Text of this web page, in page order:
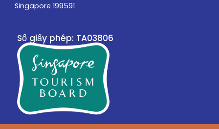
Singapore 199591
Số giấy phép: TA03806